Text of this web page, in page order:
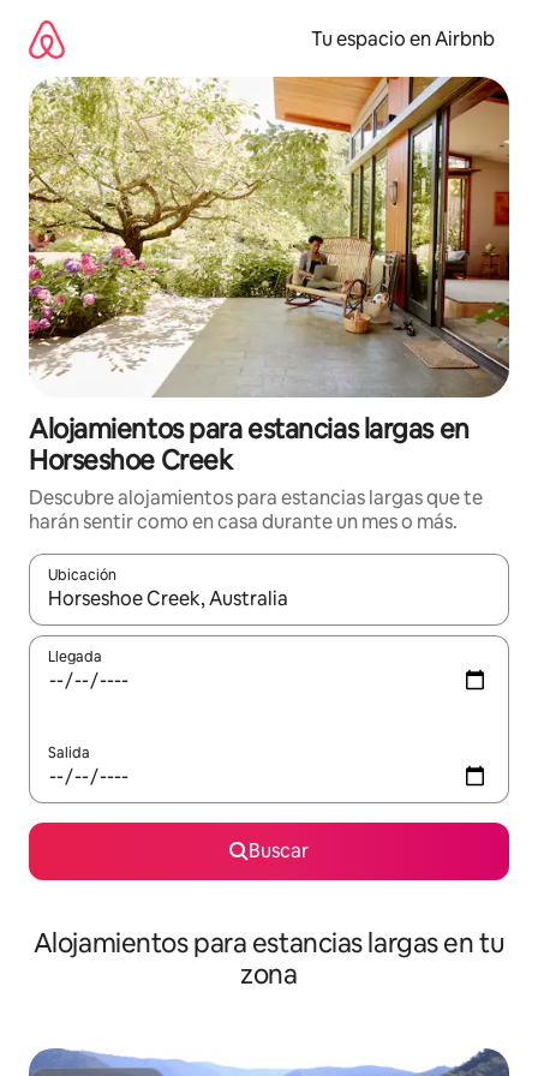
contenido
Tu espacio en Airbnb
Alojamientos para estancias largas en
Horseshoe Creek
Descubre alojamientos para estancias largas que te
harán sentir como en casa durante un mes o más.
Ubicación
Cuando los resultados estén disponibles, podrás navegar
Llegada
Salida
Buscar
Alojamientos para estancias largas en tu
zona